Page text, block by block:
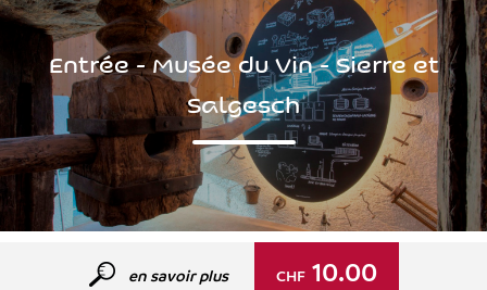
Entrée - Musée du Vin - Sierre et
Salgesch
en savoir plus CHF10.00